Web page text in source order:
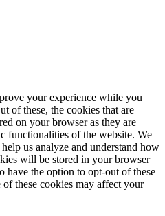
your experience while you
of these, the cookies that are
on your browser as they are
functionalities of the website. We
us analyze and understand how
will be stored in your browser
have the option to opt-out of these
these cookies may affect your